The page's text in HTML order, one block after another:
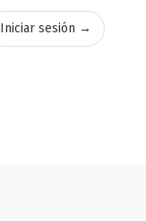
Iniciar sesión →